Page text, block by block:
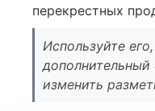
перекрестных
Используйте
изменить